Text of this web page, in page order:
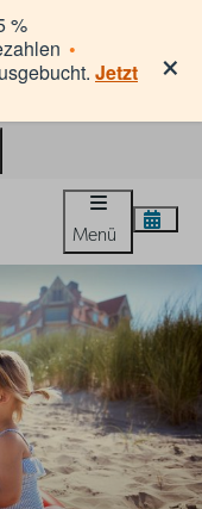
%
•
Jetzt
×
Menü